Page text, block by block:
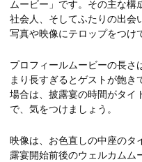
ムービー」です。その主な構
社会人、そしてふたりの出会
写真や映像にテロップをつけ
プロフィールムービーの長さ
まり長すぎるとゲストが飽
場合は、披露宴の時間がタイ
で、気をつけましょう。
映像は、お色直しの中座のタ
露宴開始前後のウェルカムム